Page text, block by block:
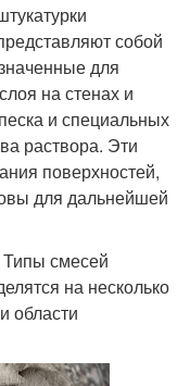
собой
для
на стенах и
и специальных
раствора. Эти
поверхностей,
для дальнейшей
смесей
на несколько
области